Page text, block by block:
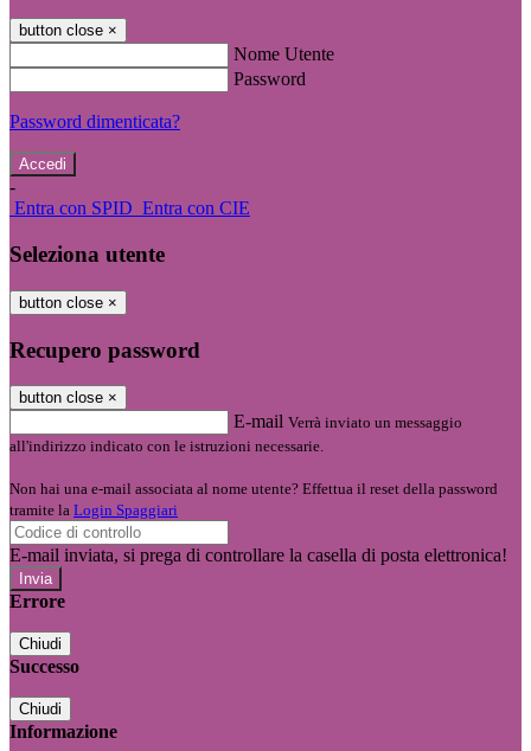
button close ×
Nome Utente
Password
Password dimenticata?
-
Entra con SPID Entra con CIE
Seleziona utente
button close ×
Recupero password
button close ×
E-mail Verrà inviato un messaggio
all'indirizzo indicato con le istruzioni necessarie.
Non hai una e-mail associata al nome utente? Effettua il reset della password
tramite la Login Spaggiari
E-mail inviata, si prega di controllare la casella di posta elettronica!
Errore
Chiudi
Successo
Chiudi
Informazione